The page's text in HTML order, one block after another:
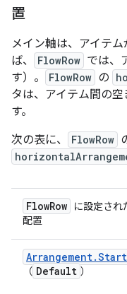
置
メイン軸は、アイテ
ば、
FlowRow では、
す）。
FlowRow の
タは、アイテム間の
す。
次の表に、
FlowRow
FlowRow
に設定され
配置
Arrangement.Start
（ Default ）